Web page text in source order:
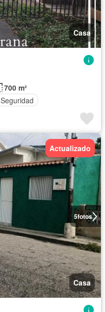
Casa
700 m²
Seguridad
5fotos
Actualizado
Casa